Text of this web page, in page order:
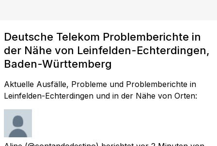
Deutsche Telekom Problemberichte in
der Nähe von Leinfelden-Echterdingen,
Baden-Württemberg
Aktuelle Ausfälle, Probleme und Problemberichte in
Leinfelden-Echterdingen und in der Nähe von Orten: